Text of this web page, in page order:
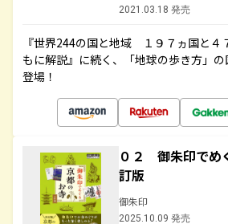
2021.03.18 発売
『世界244の国と地域 １９７ヵ国と４
もに解説』に続く、「地球の歩き方」
登場！
０２ 御朱印でめ
訂版
御朱印
2025.10.09 発売